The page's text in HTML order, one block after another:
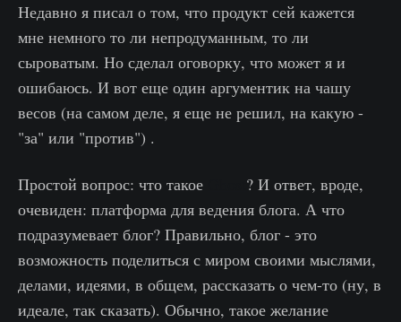
Недавно я писал о том, что продукт сей кажется
мне немного то ли непродуманным, то ли
сыроватым. Но сделал оговорку, что может я и
ошибаюсь. И вот еще один аргументик на чашу
весов (на самом деле, я еще не решил, на какую -
"за" или "против") .
Простой вопрос: что такое
? И ответ, вроде,
очевиден: платформа для ведения блога. А что
подразумевает блог? Правильно, блог - это
возможность поделиться с миром своими мыслями,
делами, идеями, в общем, рассказать о чем-то (ну, в
идеале, так сказать). Обычно, такое желание